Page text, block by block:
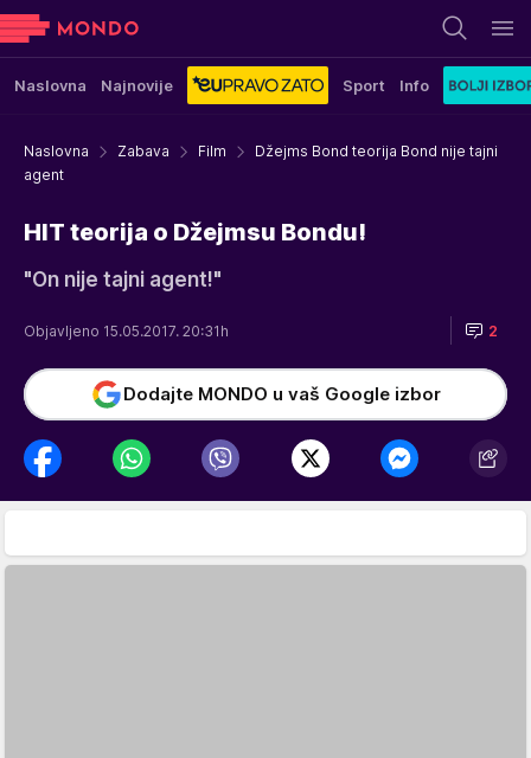
Naslovna Najnovije Sport Info
Naslovna Zabava Film
Džejms Bond teorija Bond nije tajni
agent
HIT teorija o Džejmsu Bondu!
"On nije tajni agent!"
Objavljeno 15.05.2017. 20:31h 2
Dodajte MONDO u vaš Google izbor